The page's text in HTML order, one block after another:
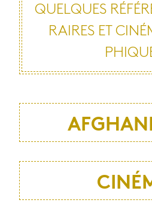
QUELQUES
RAIRES ET